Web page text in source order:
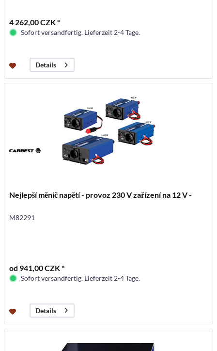
4 262,00 CZK *
Sofort versandfertig. Lieferzeit 2-4 Tage.
Details
Nejlepší měnič napětí - provoz 230 V zařízení na 12 V -
M82291
od 941,00 CZK *
Sofort versandfertig. Lieferzeit 2-4 Tage.
Details